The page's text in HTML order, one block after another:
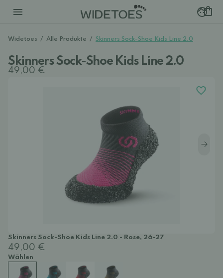
Widetoes / Alle Produkte / Skinners Sock-Shoe Kids Line 2.0
Skinners Sock-Shoe Kids Line 2.0
49,00 €
Skinners Sock-Shoe Kids Line 2.0 - Rose, 26-27
49,00 €
Wählen